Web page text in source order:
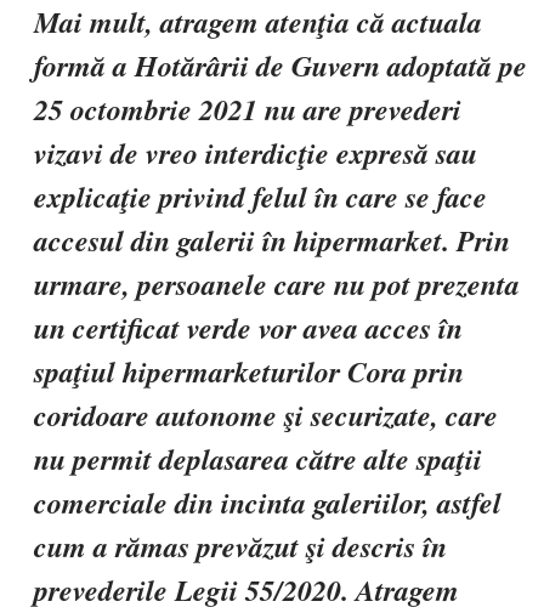
Mai mult, atragem atenţia că actuala
formă a Hotărârii de Guvern adoptată pe
25 octombrie 2021 nu are prevederi
vizavi de vreo interdicţie expresă sau
explicaţie privind felul în care se face
accesul din galerii în hipermarket. Prin
urmare, persoanele care nu pot prezenta
un certificat verde vor avea acces în
spaţiul hipermarketurilor Cora prin
coridoare autonome şi securizate, care
nu permit deplasarea către alte spaţii
comerciale din incinta galeriilor, astfel
cum a rămas prevăzut şi descris în
prevederile Legii 55/2020. Atragem